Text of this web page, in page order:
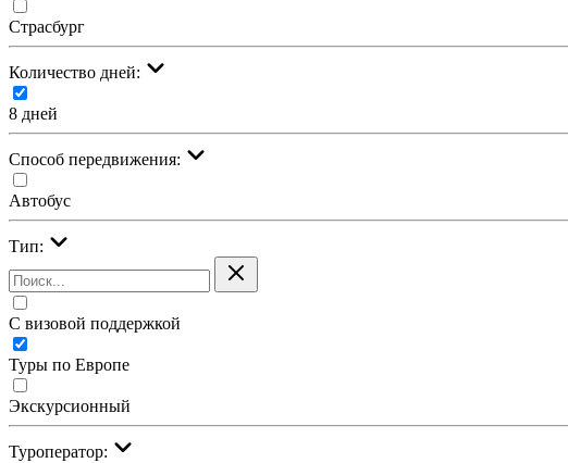
Страсбург
Количество дней:
8 дней
Cпособ передвижения:
Автобус
Тип:
С визовой поддержкой
Туры по Европе
Экскурсионный
Туроператор: